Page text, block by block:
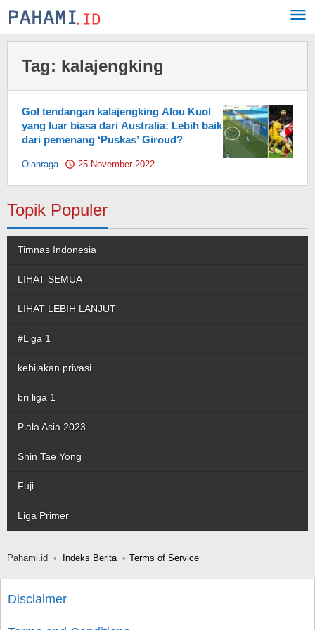
Skip
to
Tag: kalajengking
Gol tendangan kalajengking Alou Kuol
yang luar biasa dari Australia: Lebih baik
dari pemenang ‘Puskas’ Giroud?
Olahraga 25 November 2022
Topik Populer
Timnas Indonesia
LIHAT SEMUA
LIHAT LEBIH LANJUT
#Liga 1
kebijakan privasi
bri liga 1
Piala Asia 2023
Shin Tae Yong
Fuji
Liga Primer
Pahami.id Indeks Berita Terms of Service
Disclaimer